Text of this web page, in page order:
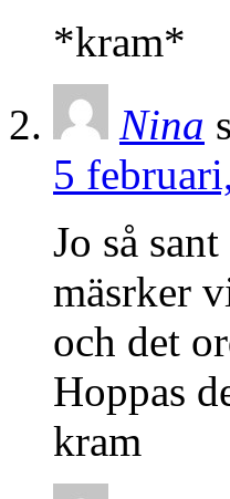
*kram*
Nina
5
Jo så
mäsrker
och det
Hoppas
kram